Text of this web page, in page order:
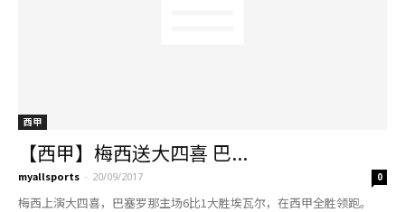
西甲
【西甲】梅西送大四喜 巴...
myallsports - 20/09/2017 0
梅西上演大四喜，巴塞罗那主场6比1大胜埃瓦尔，在西甲全胜领跑。